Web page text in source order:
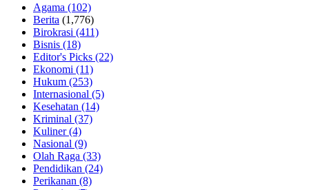
Agama (102)
Berita (1,776)
Birokrasi (411)
Bisnis (18)
Editor's Picks (22)
Ekonomi (11)
Hukum (253)
Internasional (5)
Kesehatan (14)
Kriminal (37)
Kuliner(4)
Nasional (9)
Olah Raga (33)
Pendidikan (24)
Perikanan (8)